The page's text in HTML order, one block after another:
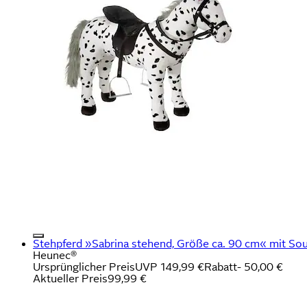
Stehpferd »Sabrina stehend, Größe ca. 90 cm« mit
Heunec®
Ursprünglicher PreisUVP 149,99 €Rabatt- 50,00 €
Aktueller Preis99,99 €